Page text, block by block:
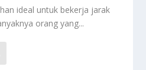
ideal untuk bekerja jarak
orang yang...